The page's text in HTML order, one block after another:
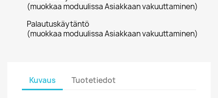
(muokkaa moduulissa Asiakkaan vakuuttaminen)
Palautuskäytäntö
(muokkaa moduulissa Asiakkaan vakuuttaminen)
Kuvaus Tuotetiedot